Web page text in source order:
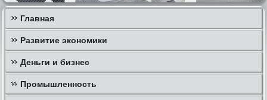
Главная
Развитие экономики
Деньги и бизнес
Промышленность